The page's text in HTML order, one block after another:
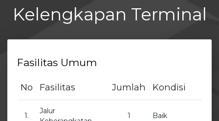
Kelengkapan Terminal
Fasilitas Umum
No Fasilitas Jumlah Kondisi
1.
Jalur
1 Baik